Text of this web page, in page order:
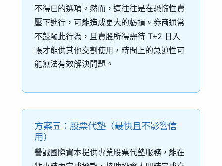
不得已的選項。然而，這往往是在恐慌性賣
壓下進行，可能造成更大的虧損。券商通常
不鼓勵此行為，且賣股所得需待 T+2 日入
帳才能供其他交割使用，時間上的急迫性可
能無法有效解決問題。
方案五：股票代墊（最快且不影響信
用）
譽誠國際資本提供專業股票代墊服務，能在